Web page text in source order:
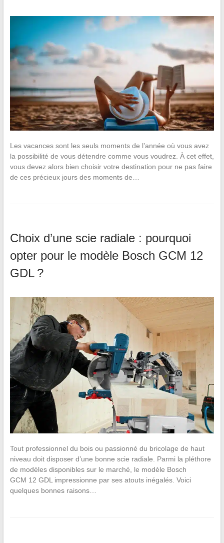
Les vacances sont les seuls moments de l’année où vous avez
la possibilité de vous détendre comme vous voudrez. À cet effet,
vous devez alors bien choisir votre destination pour ne pas faire
de ces précieux jours des moments de…
Choix d’une scie radiale : pourquoi
opter pour le modèle Bosch GCM 12
GDL ?
Tout professionnel du bois ou passionné du bricolage de haut
niveau doit disposer d’une bonne scie radiale. Parmi la pléthore
de modèles disponibles sur le marché, le modèle Bosch
GCM 12 GDL impressionne par ses atouts inégalés. Voici
quelques bonnes raisons…